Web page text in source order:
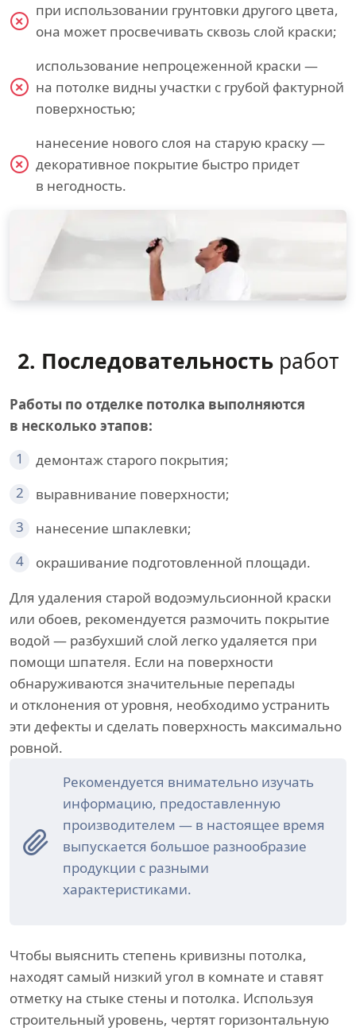
при использовании грунтовки другого цвета,
она может просвечивать сквозь слой краски;
использование непроцеженной краски —
на потолке видны участки с грубой фактурной
поверхностью;
нанесение нового слоя на старую краску —
декоративное покрытие быстро придет
в негодность.
2. Последовательностьработ
Работы по отделке потолка выполняются
в несколько этапов:
1
демонтаж старого покрытия;
2
выравнивание поверхности;
3
нанесение шпаклевки;
4
окрашивание подготовленной площади.
Для удаления старой водоэмульсионной краски
или обоев, рекомендуется размочить покрытие
водой — разбухший слой легко удаляется при
помощи шпателя. Если на поверхности
обнаруживаются значительные перепады
и отклонения от уровня, необходимо устранить
эти дефекты и сделать поверхность максимально
ровной.
Рекомендуется внимательно изучать
информацию, предоставленную
производителем — в настоящее время
выпускается большое разнообразие
продукции с разными
характеристиками.
Чтобы выяснить степень кривизны потолка,
находят самый низкий угол в комнате и ставят
отметку на стыке стены и потолка. Используя
строительный уровень, чертят горизонтальную